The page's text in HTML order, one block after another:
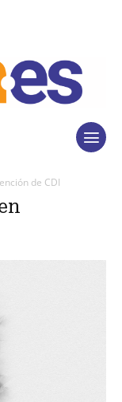
de CDI